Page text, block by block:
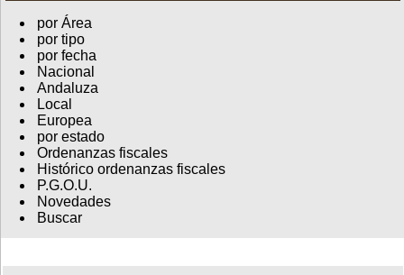
por Área
por tipo
por fecha
Nacional
Andaluza
Local
Europea
por estado
Ordenanzas fiscales
Histórico ordenanzas fiscales
P.G.O.U.
Novedades
Buscar